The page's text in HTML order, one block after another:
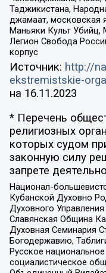
Таджикистана,
джамаат, московская
Маньяки Культ
Легион Свобода
корпус
Источник: http://
ekstremistskie-
на 16.11.2023
* Перечень
религиозных
которых судом
законную силу
запрете
Национал-
Кубанской Духовно
Духовного
Славянская Община
Духовная Семинария
Богодержавию,
Русское
социалистическое